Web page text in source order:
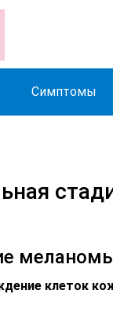
Симптомы
клеток